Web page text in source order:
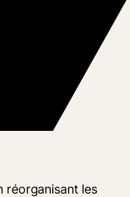
réorganisant les